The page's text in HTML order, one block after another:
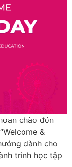
chào đón
&
dành cho
trình học tập